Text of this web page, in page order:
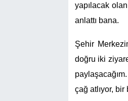
yapılacak
anlattı bana.
Şehir
doğru iki
çağ atlıyor,